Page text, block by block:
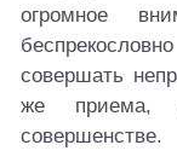
огромное
совершать
же приема,
совершенстве.